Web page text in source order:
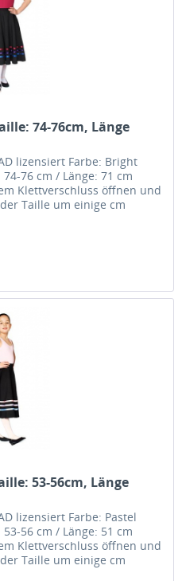
74-76cm, Länge
lizensiert Farbe: Bright
76 cm / Länge: 71 cm
Klettverschluss öffnen und
Taille um einige cm
53-56cm, Länge
lizensiert Farbe: Pastel
56 cm / Länge: 51 cm
Klettverschluss öffnen und
Taille um einige cm